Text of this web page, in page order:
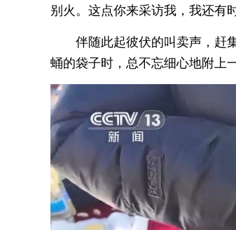
别火。这点你来采访我，我还有
伴随此起彼伏的叫卖声，赶
蛹的袋子时，总不忘细心地附上